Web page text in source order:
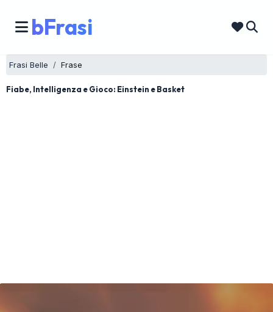
bFrasi
Frasi Belle Frase
Fiabe, Intelligenza e Gioco: Einstein e Basket